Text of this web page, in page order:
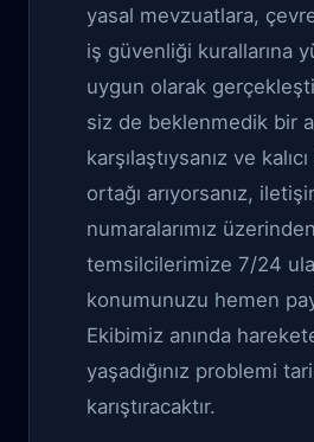
yasal mevzuatlara,
iş güvenliği kurallarına
uygun olarak
siz de beklenmedik bir
karşılaştıysanız ve
ortağı arıyorsanız,
numaralarımız
temsilcilerimize 7/24
konumunuzu hemen
Ekibimiz anında
yaşadığınız problemi
karıştıracaktır.